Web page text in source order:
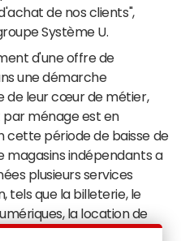
de nos clients",
Système U.
d'une offre de
une démarche
de leur cœur de métier,
par ménage est en
cette période de baisse de
magasins indépendants a
plusieurs services
tels que la billeterie, le
la location de
de paiement Visa.